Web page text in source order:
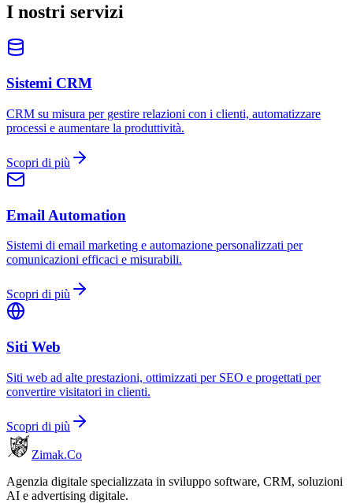
I nostri servizi
Sistemi CRM
CRM su misura per gestire relazioni con i clienti, automatizzare
processi e aumentare la produttività.
Scopri di più
Email Automation
Sistemi di email marketing e automazione personalizzati per
comunicazioni efficaci e misurabili.
Scopri di più
Siti Web
Siti web ad alte prestazioni, ottimizzati per SEO e progettati per
convertire visitatori in clienti.
Scopri di più
Zimak.Co
Agenzia digitale specializzata in sviluppo software, CRM, soluzioni
AI e advertising digitale.